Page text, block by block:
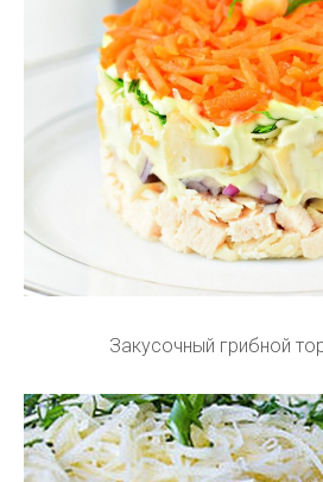
Закусочный грибной